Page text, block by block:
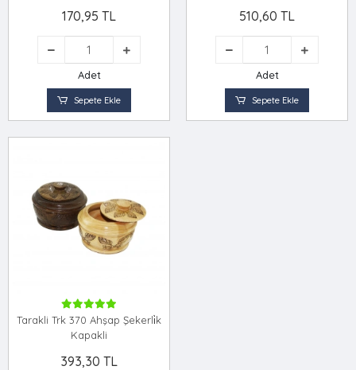
170,95 TL
Adet
Sepete Ekle
510,60 TL
Adet
Sepete Ekle
Tarakli Trk 370 Ahşap Şekerli̇k
Kapakli
393,30 TL